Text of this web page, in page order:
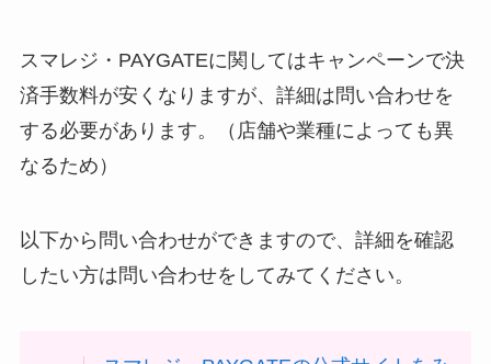
スマレジ・PAYGATEに関してはキャンペーンで決
済手数料が安くなりますが、詳細は問い合わせを
する必要があります。（店舗や業種によっても異
なるため）
以下から問い合わせができますので、詳細を確認
したい方は問い合わせをしてみてください。